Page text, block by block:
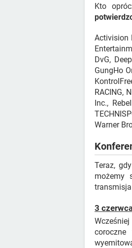
Kto
Activision
DvG,
GungHo
RACING,
Inc.,
Warner
Teraz,
możemy
3
coroczne